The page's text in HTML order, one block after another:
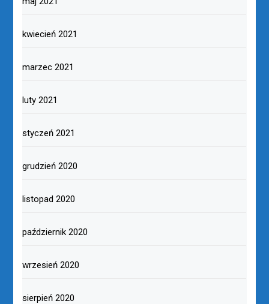
kwiecień 2021
marzec 2021
luty 2021
styczeń 2021
grudzień 2020
listopad 2020
październik 2020
wrzesień 2020
sierpień 2020